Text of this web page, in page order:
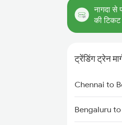
नागदा से
की
ट्रेंडिंग ट्रेन
Chennai to
Bengaluru